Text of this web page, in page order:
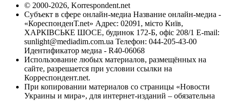
© 2000-2026, Korrespondent.net
Субъект в сфере онлайн-медиа Название онлайн-медиа -
«КореспонденТ.net» Адрес: 02091, місто Київ,
ХАРКІВСЬКЕ ШОСЕ, будинок 172-Б, офіс 208/1 E-mail:
sunlight@mediadim.com.ua Телефон: 044-205-43-00
Идентификатор медиа - R40-06068
Использование любых материалов, размещённых на
сайте, разрешается при условии ссылки на
Корреспондент.net.
При копировании материалов со страницы «Новости
Украины и мира», для интернет-изданий – обязательна